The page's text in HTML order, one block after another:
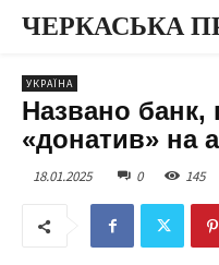
ЧЕРКАСЬКА
УКРАЇНА
Названо банк,
«донатив» на
18.01.2025 0 145